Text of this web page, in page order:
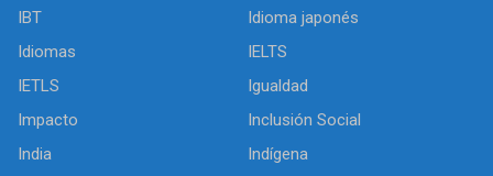
IBT
Idioma japonés
Idiomas
IELTS
IETLS
Igualdad
Impacto
Inclusión Social
India
Indígena